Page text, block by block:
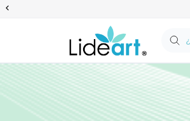
Anterior